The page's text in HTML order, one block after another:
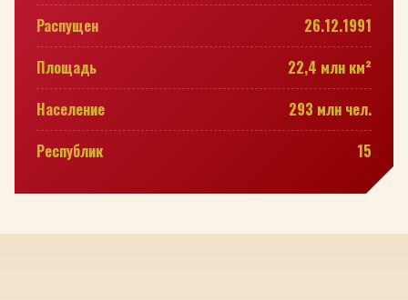
Распущен
26.12.1991
Площадь
22,4 млн км²
Население
293 млн чел.
Республик
15